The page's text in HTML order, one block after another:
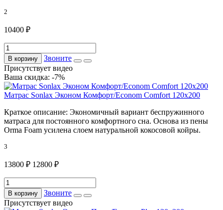
2
10400 ₽
В корзину
Звоните
Присутствует видео
Ваша скидка: -7%
Матрас Sonlax Эконом Комфорт/Econom Comfort 120x200
Краткое описание: Экономичный вариант беспружинного
матраса для постоянного комфортного сна. Основа из пены
Orma Foam усилена слоем натуральной кокосовой койры.
3
13800 ₽ 12800 ₽
В корзину
Звоните
Присутствует видео